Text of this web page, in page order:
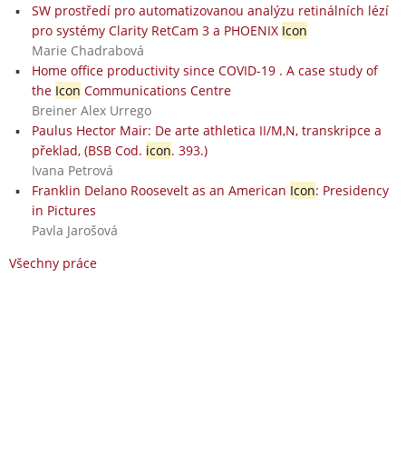
SW prostředí pro automatizovanou analýzu retinálních lézí
pro systémy Clarity RetCam 3 a PHOENIX Icon
Marie Chadrabová
Home office productivity since COVID-19 . A case study of
the Icon Communications Centre
Breiner Alex Urrego
Paulus Hector Mair: De arte athletica II/M,N, transkripce a
překlad, (BSB Cod. icon. 393.)
Ivana Petrová
Franklin Delano Roosevelt as an American Icon: Presidency
in Pictures
Pavla Jarošová
Všechny práce